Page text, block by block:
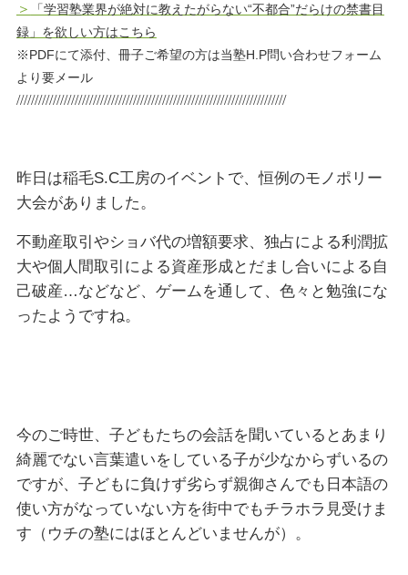
＞
「学習塾業界が絶対に教えたがらない“不都合”だらけの禁書目
録」を欲しい方はこちら
※PDFにて添付、冊子ご希望の方は当塾H.P問い合わせフォーム
より要メール
//////////////////////////////////////////////////////////////////////////
昨日は稲毛S.C工房のイベントで、恒例のモノポリー
大会がありました。
不動産取引やショバ代の増額要求、独占による利潤拡
大や個人間取引による資産形成とだまし合いによる自
己破産…などなど、ゲームを通して、色々と勉強にな
ったようですね。
今のご時世、子どもたちの会話を聞いているとあまり
綺麗でない言葉遣いをしている子が少なからずいるの
ですが、子どもに負けず劣らず親御さんでも日本語の
使い方がなっていない方を街中でもチラホラ見受けま
す（ウチの塾にはほとんどいませんが）。